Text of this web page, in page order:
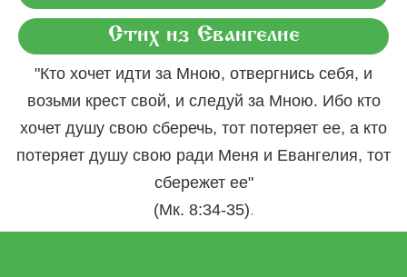
Стих из Евангелие
"Кто хочет идти за Мною, отвергнись себя, и
возьми крест свой, и следуй за Мною. Ибо кто
хочет душу свою сберечь, тот потеряет ее, а кто
потеряет душу свою ради Меня и Евангелия, тот
сбережет ее"
(Мк. 8:34-35).